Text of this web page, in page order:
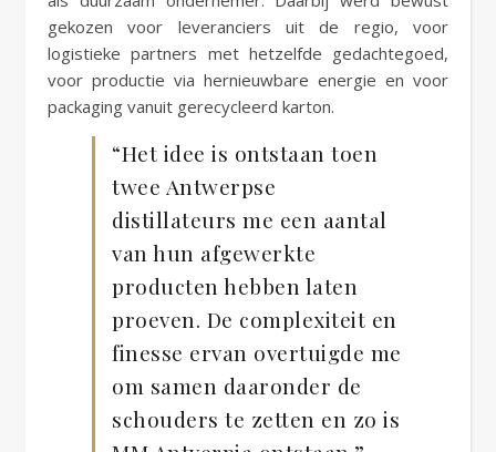
gekozen voor leveranciers uit de regio, voor
logistieke partners met hetzelfde gedachtegoed,
voor productie via hernieuwbare energie en voor
packaging vanuit gerecycleerd karton.
“Het idee is ontstaan toen
twee Antwerpse
distillateurs me een aantal
van hun afgewerkte
producten hebben laten
proeven. De complexiteit en
finesse ervan overtuigde me
om samen daaronder de
schouders te zetten en zo is